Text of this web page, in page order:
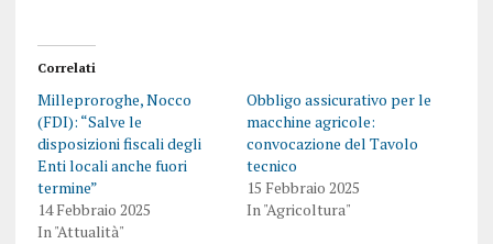
Correlati
Milleproroghe, Nocco
(FDI): “Salve le
disposizioni fiscali degli
Enti locali anche fuori
termine”
14 Febbraio 2025
In "Attualità"
Obbligo assicurativo per le
macchine agricole:
convocazione del Tavolo
tecnico
15 Febbraio 2025
In "Agricoltura"